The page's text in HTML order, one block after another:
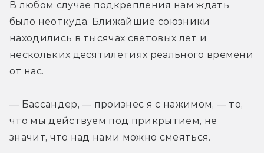
В любом случае подкрепления нам ждать
было неоткуда. Ближайшие союзники
находились в тысячах световых лет и
нескольких десятилетиях реального времени
от нас.
— Бассандер, — произнес я с нажимом, — то,
что мы действуем под прикрытием, не
значит, что над нами можно смеяться.